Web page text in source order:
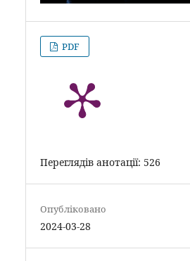
PDF
Переглядів анотації: 526
Опубліковано
2024-03-28